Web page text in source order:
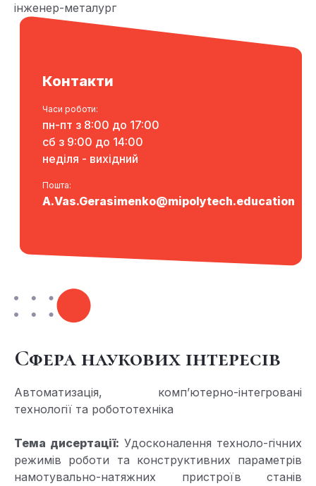
інженер-металург
Контакти
Часи роботи:
пн-пт з 8:00 до 17:00
сб з 9:00 до 14:00
неділя - вихідний
Пошта:
A.Vas.Gerasimenko@mipolytech.education
Сфера наукових інтересів
Автоматизація, комп’ютерно-інтегровані
технології та робототехніка
Тема дисертації: Удосконалення техноло-гічних
режимів роботи та конструктивних параметрів
намотувально-натяжних пристроїв станів